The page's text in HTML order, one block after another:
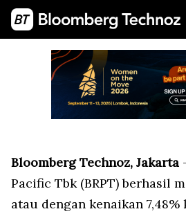
Bloomberg Technoz, Jakarta
Pacific Tbk (BRPT) berhasil
atau dengan kenaikan 7,48%